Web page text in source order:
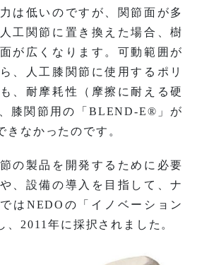
は低いのですが、関節面が多
工関節に置き換えた場合、樹
が広くなります。可動範囲が
、人工膝関節に使用するポリ
、耐摩耗性（摩擦に耐える硬
膝関節用の「BLEND-E®」が
きなかったのです。
の製品を開発するために必要
、設備の導入を目指して、ナ
はNEDOの「イノベーション
、2011年に採択されました。